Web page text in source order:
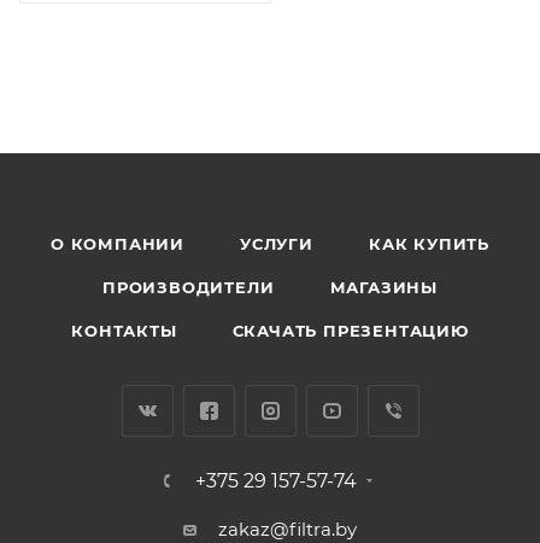
О КОМПАНИИ УСЛУГИ КАК КУПИТЬ
ПРОИЗВОДИТЕЛИ МАГАЗИНЫ
КОНТАКТЫ СКАЧАТЬ ПРЕЗЕНТАЦИЮ
+375 29 157-57-74
zakaz@filtra.by